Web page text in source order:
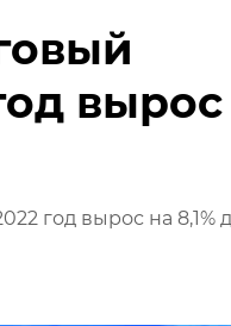
вырос
год вырос на 8,1%